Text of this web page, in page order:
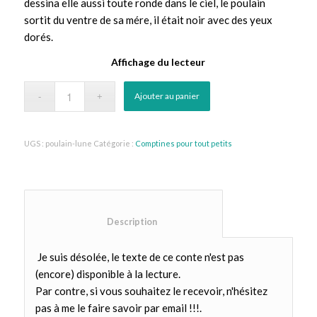
sortit du ventre de sa mére, il était noir avec des yeux
dorés.
Affichage du lecteur
Ajouter au panier
UGS : poulain-lune Catégorie : Comptines pour tout petits
						Description
Je suis désolée, le texte de ce conte n'est pas
(encore) disponible à la lecture.
Par contre, si vous souhaitez le recevoir, n'hésitez
pas à me le faire savoir par email !!!.